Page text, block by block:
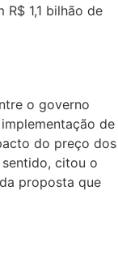
1,1 bilhão de
o governo
de
do preço dos
citou o
proposta que